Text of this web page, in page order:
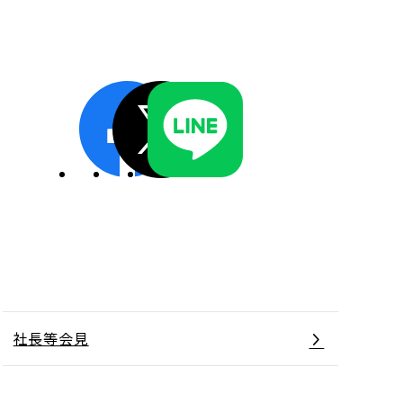
ディスクロージャーポリシー／適時開示体制
社長等会見